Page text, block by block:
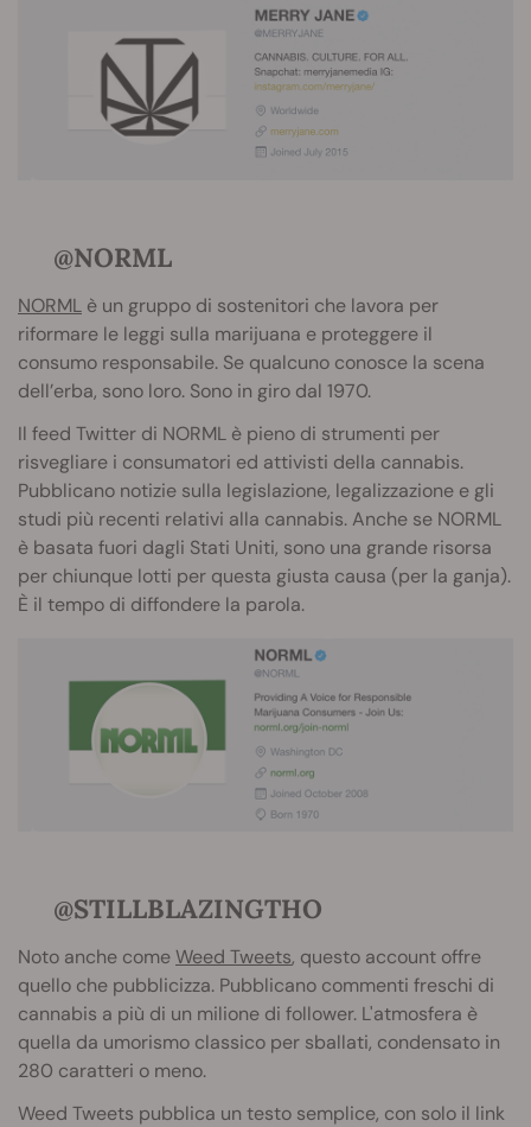
@NORML
NORML è un gruppo di sostenitori che lavora per
riformare le leggi sulla marijuana e proteggere il
consumo responsabile. Se qualcuno conosce la scena
dell’erba, sono loro. Sono in giro dal 1970.
Il feed Twitter di NORML è pieno di strumenti per
risvegliare i consumatori ed attivisti della cannabis.
Pubblicano notizie sulla legislazione, legalizzazione e gli
studi più recenti relativi alla cannabis. Anche se NORML
è basata fuori dagli Stati Uniti, sono una grande risorsa
per chiunque lotti per questa giusta causa (per la ganja).
È il tempo di diffondere la parola.
@STILLBLAZINGTHO
Noto anche comeWeed Tweets, questo account offre
quello che pubblicizza. Pubblicano commenti freschi di
cannabis a più di un milione di follower. L'atmosfera è
quella da umorismo classico per sballati, condensato in
280 caratteri o meno.
Weed Tweets pubblica un testo semplice, con solo il link